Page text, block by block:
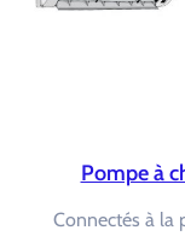
Pompe à
Connectés à la